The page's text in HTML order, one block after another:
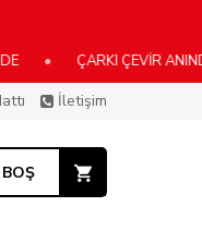
ÇARKI ÇEVİR ANINDA
İletişim